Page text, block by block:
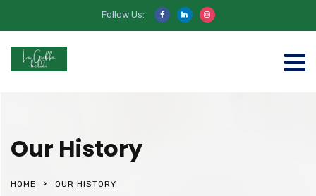
Follow Us:
Our History
HOME OUR HISTORY